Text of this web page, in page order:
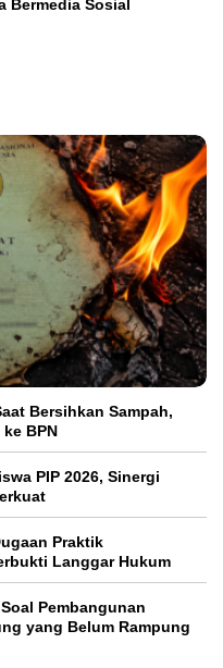
Bermedia Sosial
Bersihkan Sampah,
BPN
PIP 2026, Sinergi
Praktik
Langgar Hukum
Pembangunan
yang Belum Rampung